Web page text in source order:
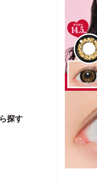
探す